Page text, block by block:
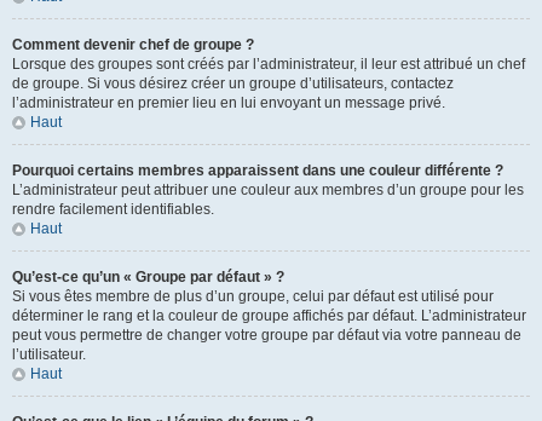
Comment devenir chef de groupe ?
Lorsque des groupes sont créés par l’administrateur, il leur est attribué un chef
de groupe. Si vous désirez créer un groupe d’utilisateurs, contactez
l’administrateur en premier lieu en lui envoyant un message privé.
Haut
Pourquoi certains membres apparaissent dans une couleur différente ?
L’administrateur peut attribuer une couleur aux membres d’un groupe pour les
rendre facilement identifiables.
Haut
Qu’est-ce qu’un « Groupe par défaut » ?
Si vous êtes membre de plus d’un groupe, celui par défaut est utilisé pour
déterminer le rang et la couleur de groupe affichés par défaut. L’administrateur
peut vous permettre de changer votre groupe par défaut via votre panneau de
l’utilisateur.
Haut